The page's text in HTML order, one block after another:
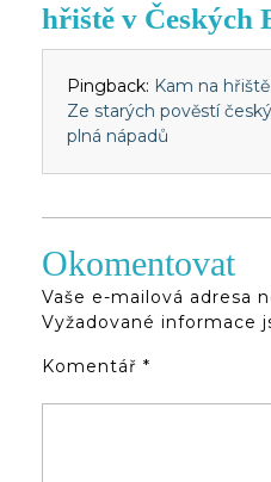
hřiště v Českých
Pingback: Kam na
Ze starých pověstí
plná nápadů
Okomentovat
Vaše e-mailová adresa
Vyžadované informace
Komentář *